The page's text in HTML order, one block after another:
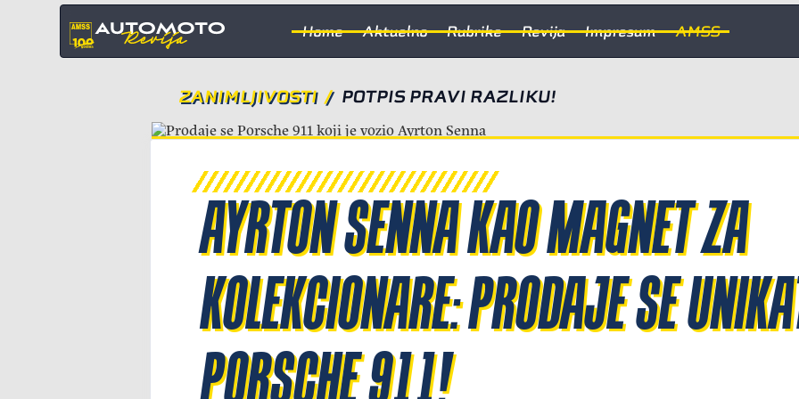
Home Aktuelno Rubrike Revija Impresum AMSS
ZANIMLJIVOSTI / POTPIS PRAVI RAZLIKU!
AYRTON SENNA KAO MAGNET ZA
KOLEKCIONARE: PRODAJE SE
PORSCHE 911!